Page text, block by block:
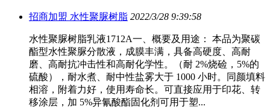
招商加盟 水性聚脲树脂 2022/3/28 9:39:58
水性聚脲树脂乳液1712A一、概要及用途： 本品为聚碳
酯型水性聚脲分散液，成膜丰满，具备高硬度、高耐
磨、高耐抗冲击性和高耐化学性。（耐 2%烧硷，5%的
硫酸），耐水煮、耐中性盐雾大于 1000 小时。同颜填料
相溶，附着力好，使用寿命长。可直接应用于印花、转
移涂层，加 5%异氰酸酯固化剂可用于塑...